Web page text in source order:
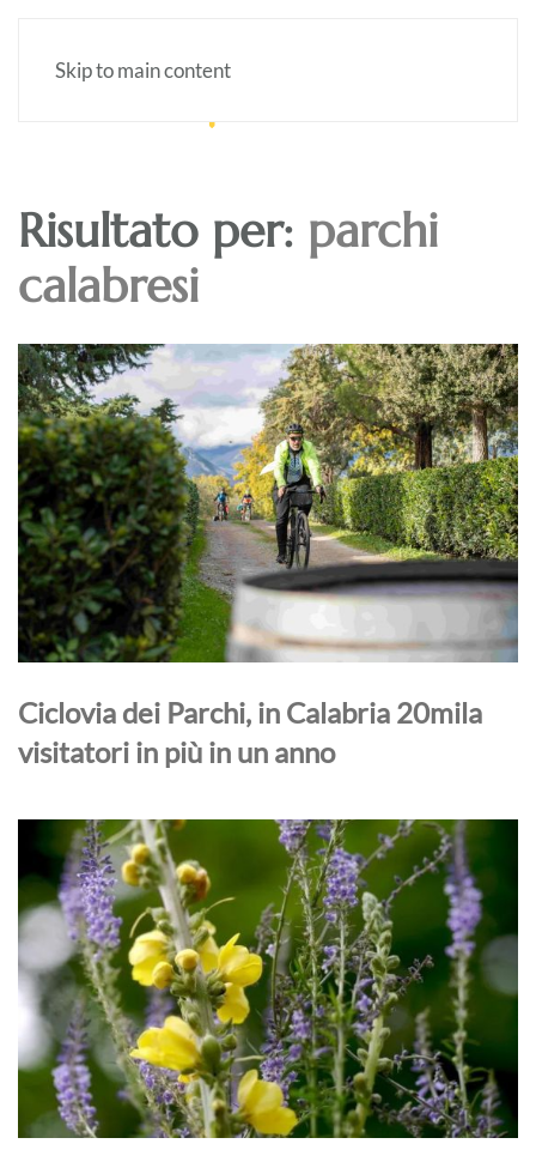
Skip to main content
Risultato per: parchi
calabresi
Ciclovia dei Parchi, in Calabria 20mila
visitatori in più in un anno